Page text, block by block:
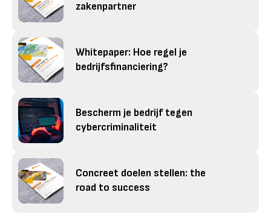
zakenpartner
Whitepaper: Hoe regel je
bedrijfsfinanciering?
Bescherm je bedrijf tegen
cybercriminaliteit
Concreet doelen stellen: the
road to success